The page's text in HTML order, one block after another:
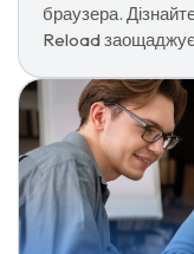
браузера.
Reload заощаджує